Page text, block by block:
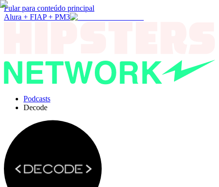
Pular para conteúdo principal
Alura + FIAP + PM3
Podcasts
Decode